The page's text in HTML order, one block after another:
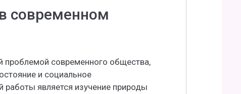
современном
проблемой современного общества,
и социальное
является изучение природы